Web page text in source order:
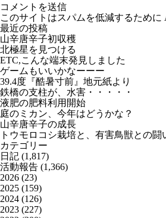
このサイトはスパムを低減するために
最近の投稿
山辛唐辛子初収穫
北極星を見つける
ETC,こんな端末発見しました
ゲームもいいかなーーー
39.4度『酷暑寸前』地元紙より
鉄橋の支柱が、水害・・・・・
液肥の肥料利用開始
庭のミカン、今年はどうかな？
山辛唐辛子の成長
トウモロコシ栽培と、有害鳥獣との闘
カテゴリー
日記 (1,817)
活動報告 (1,366)
2026 (23)
2025 (159)
2024 (126)
2023 (227)